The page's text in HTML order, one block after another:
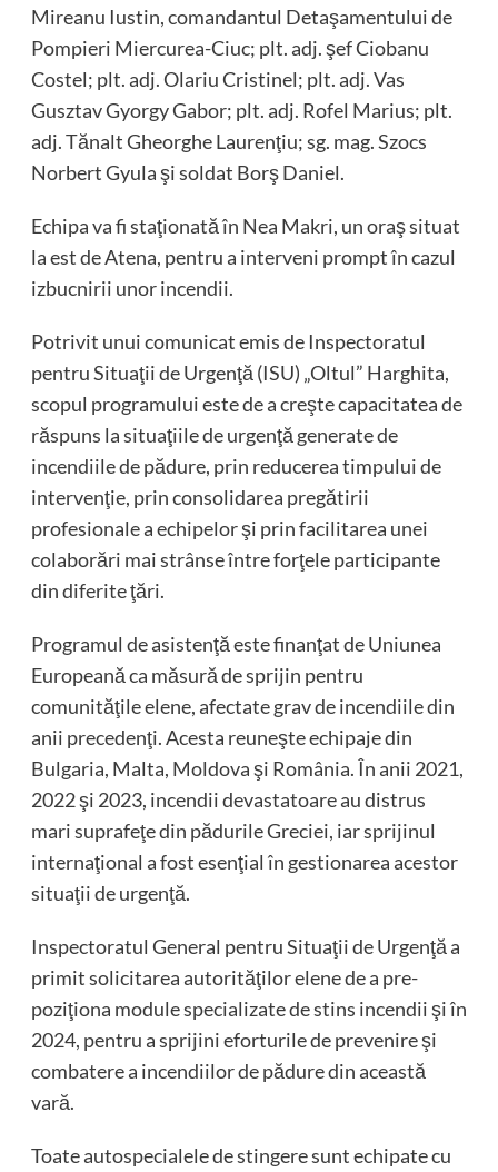
Mireanu Iustin, comandantul Detaşamentului de
Pompieri Miercurea-Ciuc; plt. adj. şef Ciobanu
Costel; plt. adj. Olariu Cristinel; plt. adj. Vas
Gusztav Gyorgy Gabor; plt. adj. Rofel Marius; plt.
adj. Tănalt Gheorghe Laurenţiu; sg. mag. Szocs
Norbert Gyula şi soldat Borş Daniel.
Echipa va fi staţionată în Nea Makri, un oraş situat
la est de Atena, pentru a interveni prompt în cazul
izbucnirii unor incendii.
Potrivit unui comunicat emis de Inspectoratul
pentru Situaţii de Urgenţă (ISU) „Oltul” Harghita,
scopul programului este de a creşte capacitatea de
răspuns la situaţiile de urgenţă generate de
incendiile de pădure, prin reducerea timpului de
intervenţie, prin consolidarea pregătirii
profesionale a echipelor şi prin facilitarea unei
colaborări mai strânse între forţele participante
din diferite ţări.
Programul de asistenţă este finanţat de Uniunea
Europeană ca măsură de sprijin pentru
comunităţile elene, afectate grav de incendiile din
anii precedenţi. Acesta reuneşte echipaje din
Bulgaria, Malta, Moldova şi România. În anii 2021,
2022 şi 2023, incendii devastatoare au distrus
mari suprafeţe din pădurile Greciei, iar sprijinul
internaţional a fost esenţial în gestionarea acestor
situaţii de urgenţă.
Inspectoratul General pentru Situaţii de Urgenţă a
primit solicitarea autorităţilor elene de a pre-
poziţiona module specializate de stins incendii şi în
2024, pentru a sprijini eforturile de prevenire şi
combatere a incendiilor de pădure din această
vară.
Toate autospecialele de stingere sunt echipate cu